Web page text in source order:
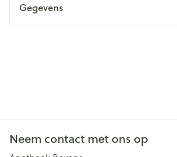
Gegevens
Neem contact met ons op